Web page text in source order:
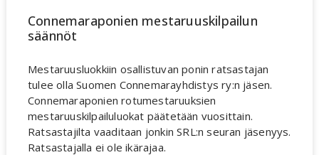
Connemaraponien mestaruuskilpailun
säännöt
Mestaruusluokkiin osallistuvan ponin ratsastajan
tulee olla Suomen Connemarayhdistys ry:n jäsen.
Connemaraponien rotumestaruuksien
mestaruuskilpailuluokat päätetään vuosittain.
Ratsastajilta vaaditaan jonkin SRL:n seuran jäsenyys.
Ratsastajalla ei ole ikärajaa.